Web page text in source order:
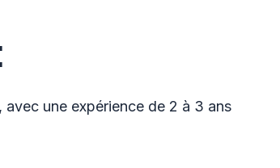
une expérience de 2 à 3 ans